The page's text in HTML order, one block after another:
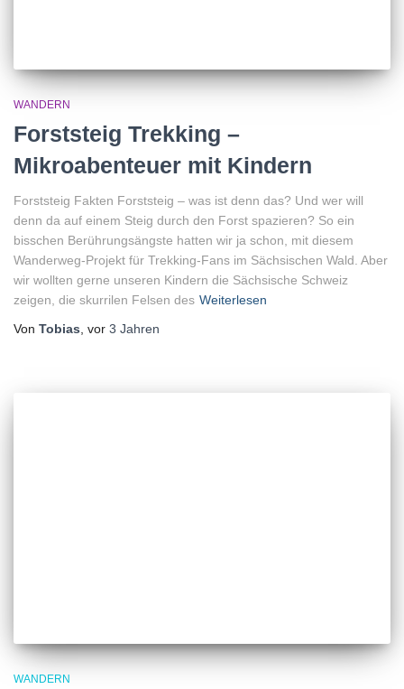
WANDERN
Forststeig Trekking –
Mikroabenteuer mit Kindern
Forststeig Fakten Forststeig – was ist denn das? Und wer will
denn da auf einem Steig durch den Forst spazieren? So ein
bisschen Berührungsängste hatten wir ja schon, mit diesem
Wanderweg-Projekt für Trekking-Fans im Sächsischen Wald. Aber
wir wollten gerne unseren Kindern die Sächsische Schweiz
zeigen, die skurrilen Felsen des Weiterlesen
Von Tobias , vor 3 Jahren
WANDERN